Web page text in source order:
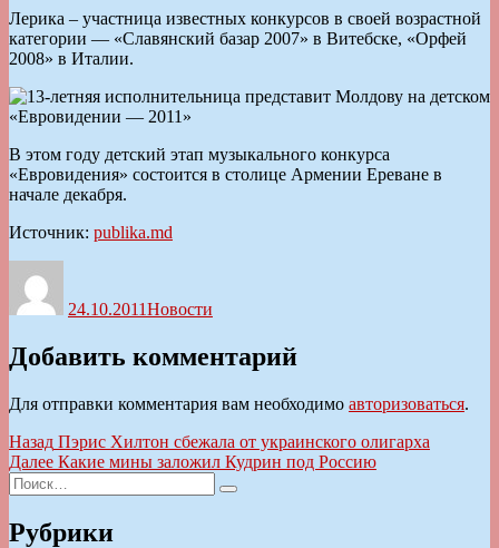
Лерика – участница известных конкурсов в своей возрастной
категории — «Славянский базар 2007» в Витебске, «Орфей
2008» в Италии.
В этом году детский этап музыкального конкурса
«Евровидения» состоится в столице Армении Ереване в
начале декабря.
Источник: publika.md
24.10.2011Новости
Добавить комментарий
Для отправки комментария вам необходимо авторизоваться.
Навигация
по
записям
Назад Предыдущая
запись:
Пэрис Хилтон сбежала от украинского олигарха
Далее Следующая
Какие мины заложил Кудрин под Россию
Искать:
Поиск
Рубрики